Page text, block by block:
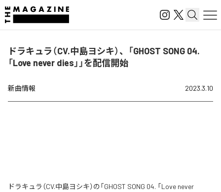
ドラキュラ（CV.中島ヨシキ）、「GHOST SONG 04.
「Love never dies」」を配信開始
新曲情報 2023.3.10
ドラキュラ（CV.中島ヨシキ）の「GHOST SONG 04. 「Love never